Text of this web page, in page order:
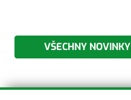
VŠECHNY NOVINKY